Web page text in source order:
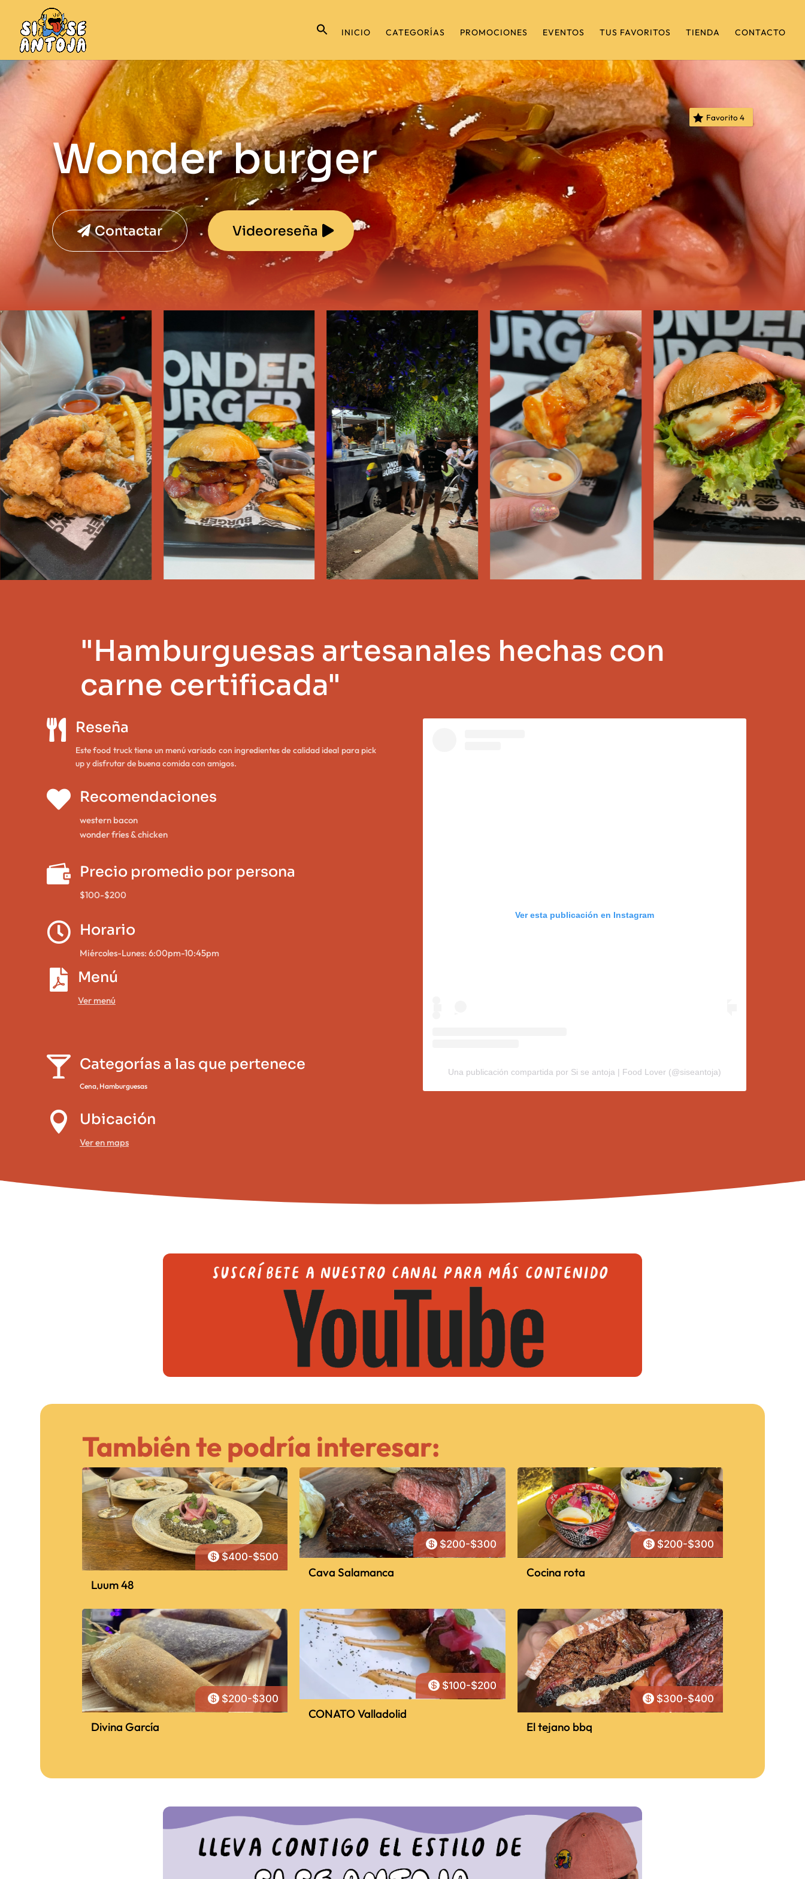
INICIO CATEGORÍAS PROMOCIONES EVENTOS TUS FAVORITOS TIENDA CONTACTO
Wonder burger
Favorito 4
Contactar Videoreseña
"Hamburguesas artesanales hechas con
carne certificada"
 Reseña
Este food truck tiene un menú variado con ingredientes de calidad ideal para pick
up y disfrutar de buena comida con amigos.
 Recomendaciones
western bacon
wonder fríes & chicken
 Precio promedio por persona
$100-$200
 Horario
Miércoles-Lunes: 6:00pm-10:45pm
 Menú
Ver menú
 Categorías a las que pertenece
Cena, Hamburguesas
 Ubicación
Ver en maps
Ver esta publicación en Instagram
Una publicación compartida por Si se antoja | Food Lover (@siseantoja)
También te podría interesar:
 $400-$500
Luum 48
 $200-$300
Cava Salamanca
 $200-$300
Cocina rota
 $200-$300
Divina García
 $100-$200
CONATO Valladolid
 $300-$400
El tejano bbq